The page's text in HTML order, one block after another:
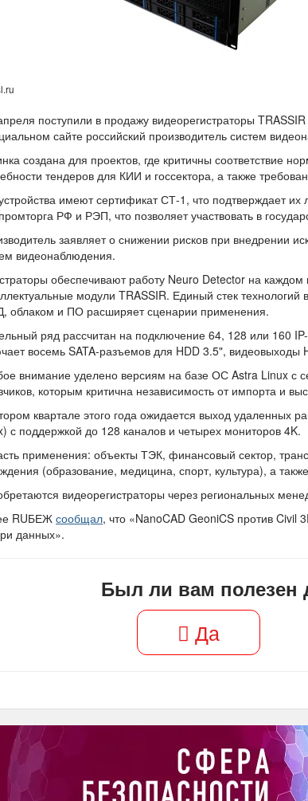
поступили в продажу видеорегистраторы
сайте российский производитель систем
создана для проектов, где критичны соответствие
тендеров для КИИ и госсектора, а также
имеют сертификат СТ-1, что подтверждает их
РФ и РЭП, что позволяет участвовать в
заявляет о снижении рисков при внедрении
видеонаблюдения.
обеспечивают работу Neuro Detector на
модули TRASSIR. Единый стек
облаком и ПО расширяет сценарии применения.
ряд рассчитан на подключение 64, 128 или 160
восемь SATA-разъемов для HDD 3.5",
внимание уделено версиям на базе ОС Astra Linux
которым критична независимость от импорта и
квартале этого года ожидается выход удаленных
с поддержкой до 128 каналов и четырех мониторов 4K.
применения: объекты ТЭК, финансовый сектор,
(образование, медицина, спорт, культура), а
видеорегистраторы через региональных
RUБЕЖ сообщал, что «NanoCAD GeoniCS против Civil
данных».
Был ли вам полезен
Да